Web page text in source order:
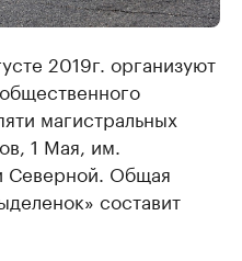
2019г. организуют
магистральных
1 Мая, им.
Северной. Общая
составит